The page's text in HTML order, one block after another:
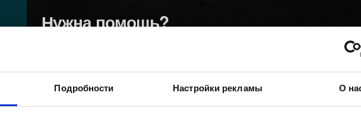
Подробности Настройки рекламы О
Нужна помощь?